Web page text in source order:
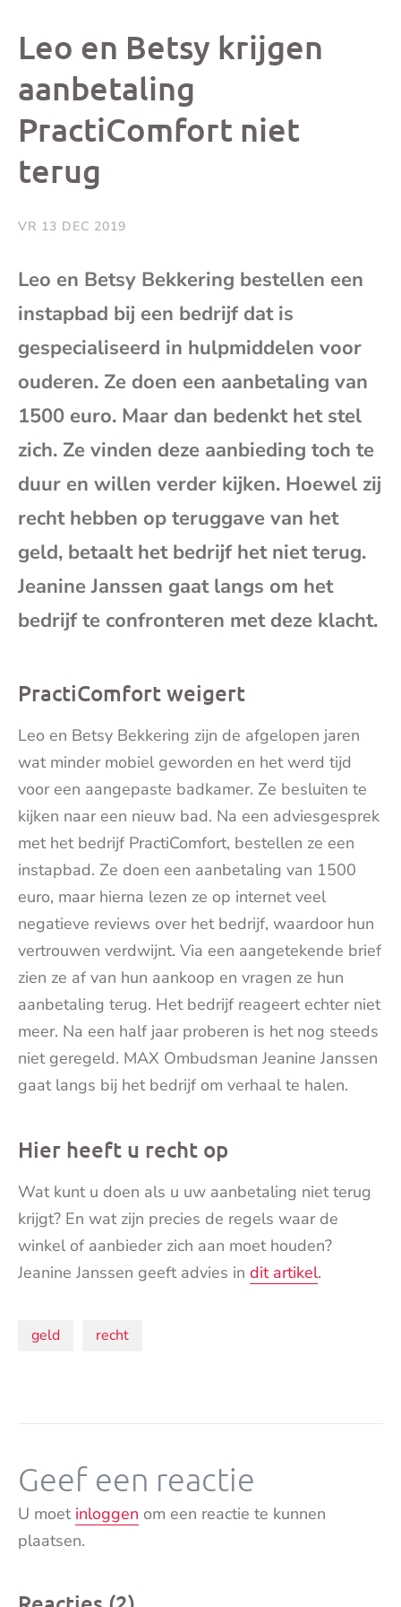
op op
Leo en Betsy krijgen
aanbetaling
PractiComfort niet
terug
VR 13 DEC 2019
Leo en Betsy Bekkering bestellen een
instapbad bij een bedrijf dat is
gespecialiseerd in hulpmiddelen voor
ouderen. Ze doen een aanbetaling van
1500 euro. Maar dan bedenkt het stel
zich. Ze vinden deze aanbieding toch te
duur en willen verder kijken. Hoewel zij
recht hebben op teruggave van het
geld, betaalt het bedrijf het niet terug.
Jeanine Janssen gaat langs om het
bedrijf te confronteren met deze klacht.
PractiComfort weigert
Leo en Betsy Bekkering zijn de afgelopen jaren
wat minder mobiel geworden en het werd tijd
voor een aangepaste badkamer. Ze besluiten te
kijken naar een nieuw bad. Na een adviesgesprek
met het bedrijf PractiComfort, bestellen ze een
instapbad. Ze doen een aanbetaling van 1500
euro, maar hierna lezen ze op internet veel
negatieve reviews over het bedrijf, waardoor hun
vertrouwen verdwijnt. Via een aangetekende brief
zien ze af van hun aankoop en vragen ze hun
aanbetaling terug. Het bedrijf reageert echter niet
meer. Na een half jaar proberen is het nog steeds
niet geregeld. MAX Ombudsman Jeanine Janssen
gaat langs bij het bedrijf om verhaal te halen.
Hier heeft u recht op
Wat kunt u doen als u uw aanbetaling niet terug
krijgt? En wat zijn precies de regels waar de
winkel of aanbieder zich aan moet houden?
Jeanine Janssen geeft advies in dit artikel.
Onderwerpen:
geld recht
Geef een reactie
U moet inloggen om een reactie te kunnen
plaatsen.